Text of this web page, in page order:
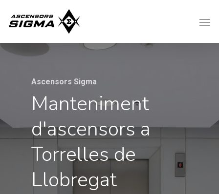
Ascensors Sigma
Manteniment
d'ascensors a
Torrelles de
Llobregat